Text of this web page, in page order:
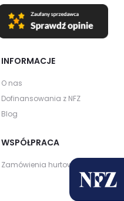
INFORMACJE
O nas
Dofinansowania z NFZ
Blog
WSPÓŁPRACA
Zamówienia hurtowe